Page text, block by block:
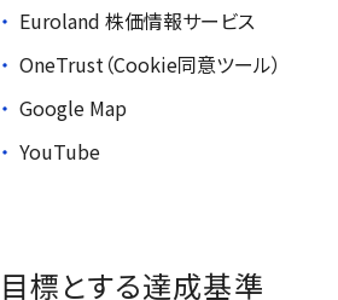
Euroland 株価情報サービス
OneTrust（Cookie同意ツール）
Google Map
YouTube
目標とする達成基準